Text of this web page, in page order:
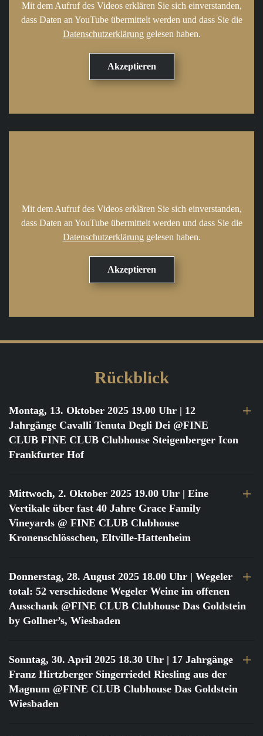
Mit dem Aufruf des Videos erklären Sie sich einverstanden,
dass Daten an YouTube übermittelt werden und dass Sie die
Datenschutzerklärung gelesen haben.
Mit dem Aufruf des Videos erklären Sie sich einverstanden,
dass Daten an YouTube übermittelt werden und dass Sie die
Datenschutzerklärung gelesen haben.
Rückblick
Montag, 13. Oktober 2025 19.00 Uhr | 12
Jahrgänge Cavalli Tenuta Degli Dei @FINE
CLUB FINE CLUB Clubhouse Steigenberger Icon
Frankfurter Hof
Mittwoch, 2. Oktober 2025 19.00 Uhr | Eine
Vertikale über fast 40 Jahre Grace Family
Vineyards @ FINE CLUB Clubhouse
Kronenschlösschen, Eltville-Hattenheim
Donnerstag, 28. August 2025 18.00 Uhr | Wegeler
total: 52 verschiedene Wegeler Weine im offenen
Ausschank @FINE CLUB Clubhouse Das Goldstein
by Gollner’s, Wiesbaden
Sonntag, 30. April 2025 18.30 Uhr | 17 Jahrgänge
Franz Hirtzberger Singerriedel Riesling aus der
Magnum @FINE CLUB Clubhouse Das Goldstein
Wiesbaden